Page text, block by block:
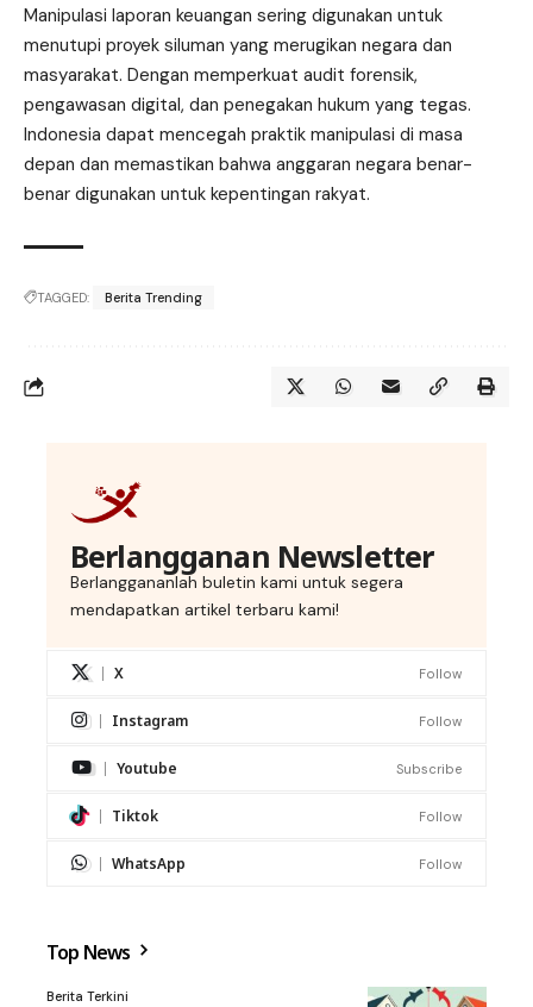
Manipulasi laporan keuangan sering digunakan untuk
menutupi proyek siluman yang merugikan negara dan
masyarakat. Dengan memperkuat audit forensik,
pengawasan digital, dan penegakan hukum yang tegas.
Indonesia dapat mencegah praktik manipulasi di masa
depan dan memastikan bahwa anggaran negara benar-
benar digunakan untuk kepentingan rakyat.
TAGGED: Berita Trending
Berlangganan Newsletter
Berlanggananlah buletin kami untuk segera
mendapatkan artikel terbaru kami!
X Follow
Instagram Follow
Youtube Subscribe
Tiktok Follow
WhatsApp Follow
Top News
Berita Terkini